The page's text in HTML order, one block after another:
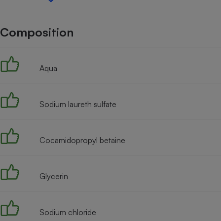
Composition
Aqua
Sodium laureth sulfate
Cocamidopropyl betaine
Glycerin
Sodium chloride
Petit électroménager